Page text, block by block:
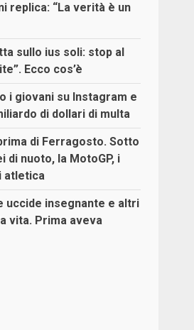
replica: “La verità è un
sullo ius soli: stop al
Ecco cos’è
i giovani su Instagram e
di dollari di multa
di Ferragosto. Sotto
nuoto, la MotoGP, i
atletica
uccide insegnante e altri
vita. Prima aveva